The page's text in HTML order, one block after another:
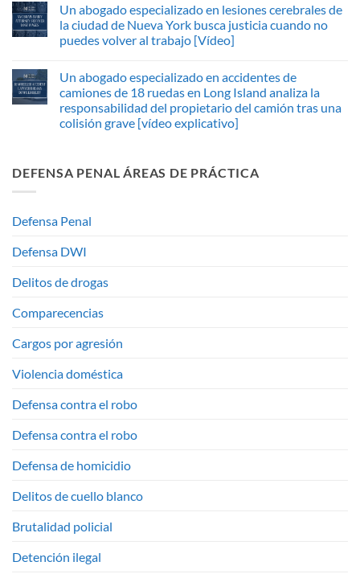
Un abogado especializado en lesiones cerebrales de
la ciudad de Nueva York busca justicia cuando no
puedes volver al trabajo [Vídeo]
Un abogado especializado en accidentes de
camiones de 18 ruedas en Long Island analiza la
responsabilidad del propietario del camión tras una
colisión grave [vídeo explicativo]
DEFENSA PENAL ÁREAS DE PRÁCTICA
Defensa Penal
Defensa DWI
Delitos de drogas
Comparecencias
Cargos por agresión
Violencia doméstica
Defensa contra el robo
Defensa contra el robo
Defensa de homicidio
Delitos de cuello blanco
Brutalidad policial
Detención ilegal